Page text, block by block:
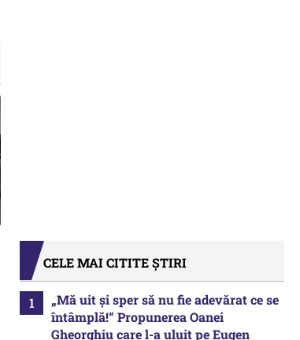
CELE MAI CITITE ȘTIRI
„Mă uit și sper să nu fie adevărat ce se
întâmplă!“ Propunerea Oanei
Gheorghiu care l-a uluit pe Eugen